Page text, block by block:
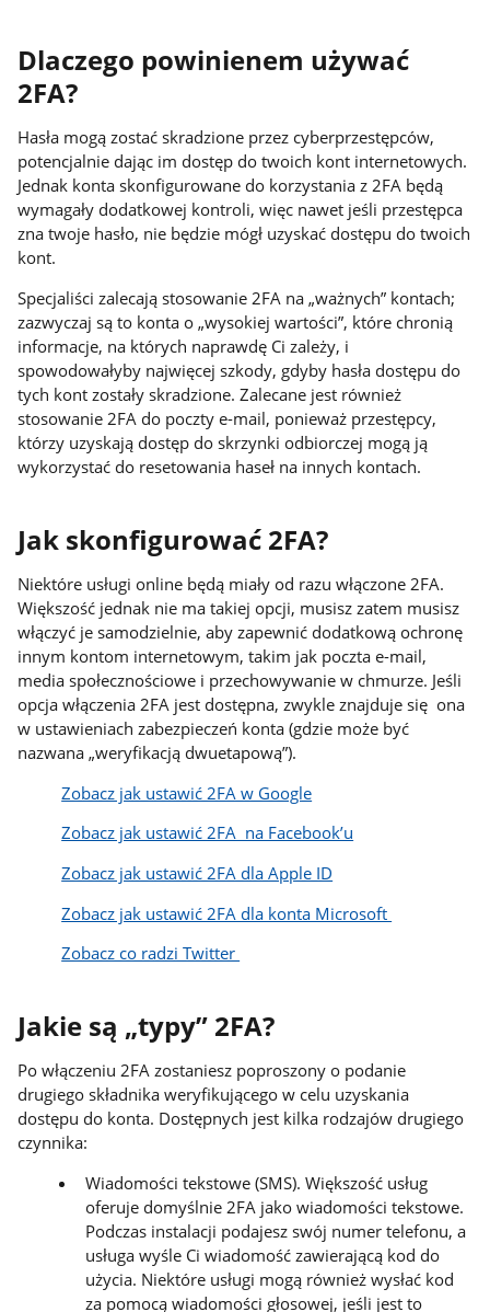
Dlaczego powinienem używać
2FA?
Hasła mogą zostać skradzione przez cyberprzestępców,
potencjalnie dając im dostęp do twoich kont internetowych.
Jednak konta skonfigurowane do korzystania z 2FA będą
wymagały dodatkowej kontroli, więc nawet jeśli przestępca
zna twoje hasło, nie będzie mógł uzyskać dostępu do twoich
kont.
Specjaliści zalecają stosowanie 2FA na „ważnych” kontach;
zazwyczaj są to konta o „wysokiej wartości”, które chronią
informacje, na których naprawdę Ci zależy, i
spowodowałyby najwięcej szkody, gdyby hasła dostępu do
tych kont zostały skradzione. Zalecane jest również
stosowanie 2FA do poczty e-mail, ponieważ przestępcy,
którzy uzyskają dostęp do skrzynki odbiorczej mogą ją
wykorzystać do resetowania haseł na innych kontach.
Jak skonfigurować 2FA?
Niektóre usługi online będą miały od razu włączone 2FA.
Większość jednak nie ma takiej opcji, musisz zatem musisz
włączyć je samodzielnie, aby zapewnić dodatkową ochronę
innym kontom internetowym, takim jak poczta e-mail,
media społecznościowe i przechowywanie w chmurze. Jeśli
opcja włączenia 2FA jest dostępna, zwykle znajduje się ona
w ustawieniach zabezpieczeń konta (gdzie może być
nazwana „weryfikacją dwuetapową”).
Zobacz jak ustawić 2FA w Google
Zobacz jak ustawić 2FA na Facebook’u
Zobacz jak ustawić 2FA dla Apple ID
Zobacz jak ustawić 2FA dla konta Microsoft
Zobacz co radzi Twitter
Jakie są „typy” 2FA?
Po włączeniu 2FA zostaniesz poproszony o podanie
drugiego składnika weryfikującego w celu uzyskania
dostępu do konta. Dostępnych jest kilka rodzajów drugiego
czynnika:
Wiadomości tekstowe (SMS). Większość usług
oferuje domyślnie 2FA jako wiadomości tekstowe.
Podczas instalacji podajesz swój numer telefonu, a
usługa wyśle ​​Ci wiadomość zawierającą kod do
użycia. Niektóre usługi mogą również wysłać kod
za pomocą wiadomości głosowej, jeśli jest to